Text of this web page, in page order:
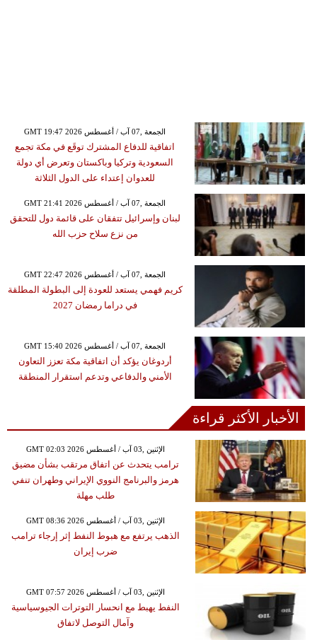
GMT 19:47 2026 الجمعة ,07 آب / أغسطس
اتفاقية للدفاع المشترك توقَع في مكة تجمع
السعودية وتركيا وباكستان وتعرض أي دولة
للعدوان إعتداء على الدول الثلاثة
GMT 21:41 2026 الجمعة ,07 آب / أغسطس
لبنان وإسرائيل تتفقان على قائمة دول للتحقق
من نزع سلاح حزب الله
GMT 22:47 2026 الجمعة ,07 آب / أغسطس
كريم فهمي يستعد للعودة إلى البطولة المطلقة
في دراما رمضان 2027
GMT 15:40 2026 الجمعة ,07 آب / أغسطس
أردوغان يؤكد أن اتفاقية مكة تعزز التعاون
الأمني والدفاعي وتدعم استقرار المنطقة
الأخبار الأكثر قراءة
GMT 02:03 2026 الإثنين ,03 آب / أغسطس
ترامب يتحدث عن اتفاق مرتقب بشأن مضيق
هرمز والبرنامج النووي الإيراني وطهران تنفي
طلب مهلة
GMT 08:36 2026 الإثنين ,03 آب / أغسطس
الذهب يرتفع مع هبوط النفط إثر إرجاء ترامب
ضرب إيران
GMT 07:57 2026 الإثنين ,03 آب / أغسطس
النفط يهبط مع انحسار التوترات الجيوسياسية
وآمال التوصل لاتفاق